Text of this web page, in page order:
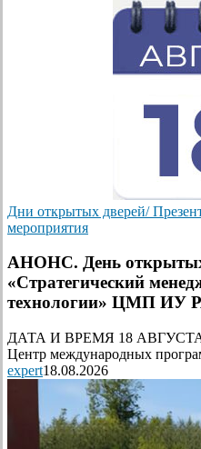
Дни открытых дверей/
мероприятия
АНОНС. День
«Стратегический
технологии» ЦМП ИУ
ДАТА И ВРЕМЯ 18
Центр международных
expert18.08.2026